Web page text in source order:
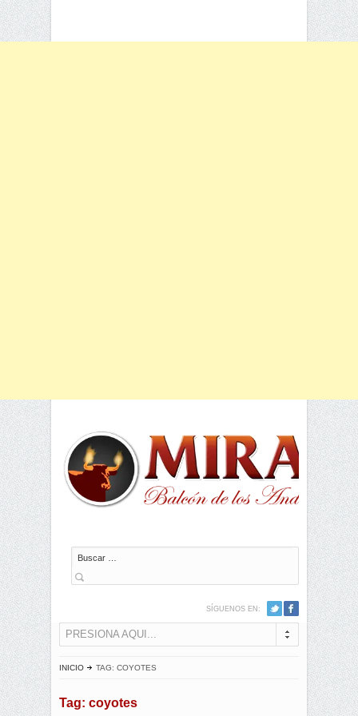
Buscar
SÍGUENOS EN:
PRESIONA AQUI...
INICIO TAG: COYOTES
Tag: coyotes